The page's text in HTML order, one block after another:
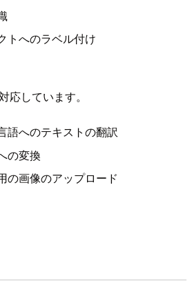
トへのラベル付け
応しています。
語へのテキストの翻訳
の変換
の画像のアップロード